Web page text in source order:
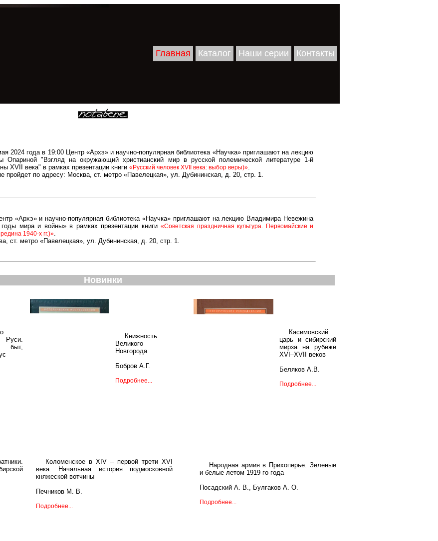
Главная Каталог Наши серии Контакты
2024 года в 19:00 Центр «Архэ» и научно-популярная библиотека «Научка» приглашают на лекцию
Опариной "Взгляд на окружающий христианский мир в русской полемической литературе 1-й
XVII века" в рамках презентации книги «Русский человек XVII века: выбор веры)».
пройдет по адресу: Москва, ст. метро «Павелецкая», ул. Дубининская, д. 20, стр. 1.
«Архэ» и научно-популярная библиотека «Научка» приглашают на лекцию Владимира Невежина
мира и войны» в рамках презентации книги «Советская праздничная культура. Первомайские и
1940-х гг.)»
ст. метро «Павелецкая», ул. Дубининская, д. 20, стр. 1.
Новинки
Книжность
Великого
Новгорода
Бобров А.Г.
Подробнее...
Касимовский
царь и сибирский
мирза на рубеже
XVI–XVII веков
Беляков А.В.
Подробнее...
Коломенское в XIV – первой трети XVI
века. Начальная история подмосковной
княжеской вотчины
Печников М. В.
Подробнее...
Народная армия в Прихоперье. Зеленые
и белые летом 1919-го года
Посадский А. В., Булгаков А. О.
Подробнее...